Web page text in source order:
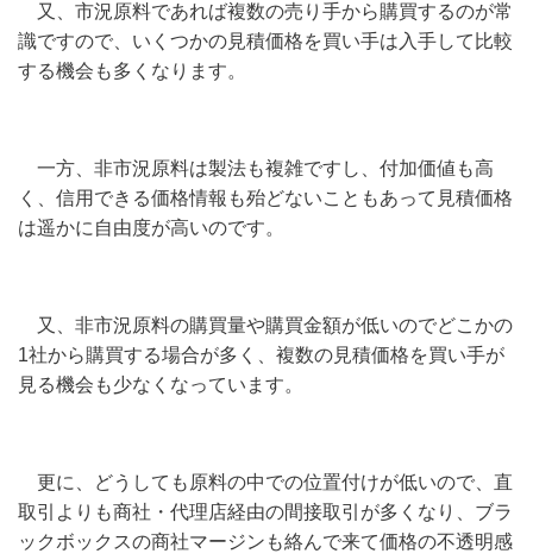
又、市況原料であれば複数の売り手から購買するのが常
識ですので、いくつかの見積価格を買い手は入手して比較
する機会も多くなります。
一方、非市況原料は製法も複雑ですし、付加価値も高
く、信用できる価格情報も殆どないこともあって見積価格
は遥かに自由度が高いのです。
又、非市況原料の購買量や購買金額が低いのでどこかの
1社から購買する場合が多く、複数の見積価格を買い手が
見る機会も少なくなっています。
更に、どうしても原料の中での位置付けが低いので、直
取引よりも商社・代理店経由の間接取引が多くなり、ブラ
ックボックスの商社マージンも絡んで来て価格の不透明感